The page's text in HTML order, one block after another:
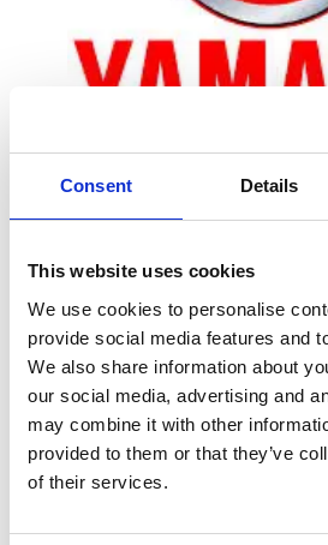
Consent Details
This website uses cookies
We use cookies to personalise
provide social media features and
We also share information about
our social media, advertising and
may combine it with other
provided to them or that they’ve
of their services.
Leveringstid er 5-6 dag(e)
Model/varenr.: EW2672570000
207,11 DKK
Læg i kurv